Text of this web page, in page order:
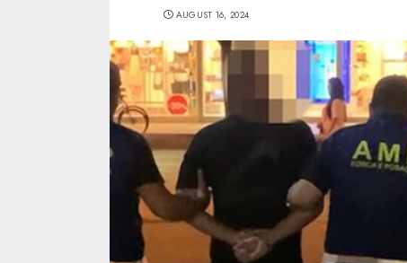
AUGUST 16, 2024